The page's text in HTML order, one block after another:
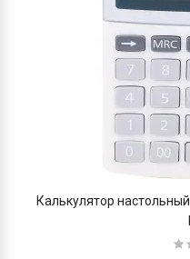
Калькулятор